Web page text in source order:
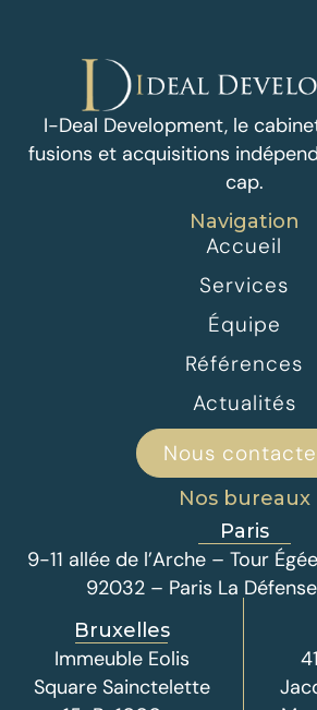
I-Deal Development, le
fusions et acquisitions
cap.
Navigation
Accueil
Services
Équipe
Références
Actualités
Nous
Nos bureaux
Paris
9-11 allée de l’Arche – Tour
92032 – Paris La
Bruxelles
Immeuble Eolis
Square Sainctelette